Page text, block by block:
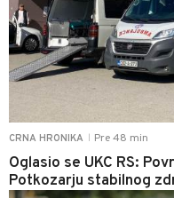
CRNA HRONIKA Pre 48 min
Oglasio se UKC RS:
Potkozarju stabilnog